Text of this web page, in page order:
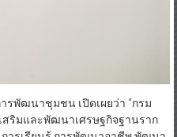
รพัฒนาชุมชน เปิดเผยว่า “กรม
ริมและพัฒนาเศรษฐกิจฐานราก